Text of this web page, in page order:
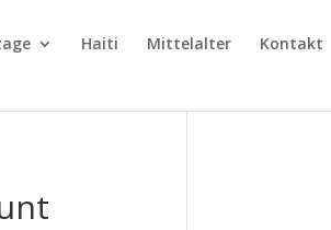
Haiti Mittelalter Kontakt